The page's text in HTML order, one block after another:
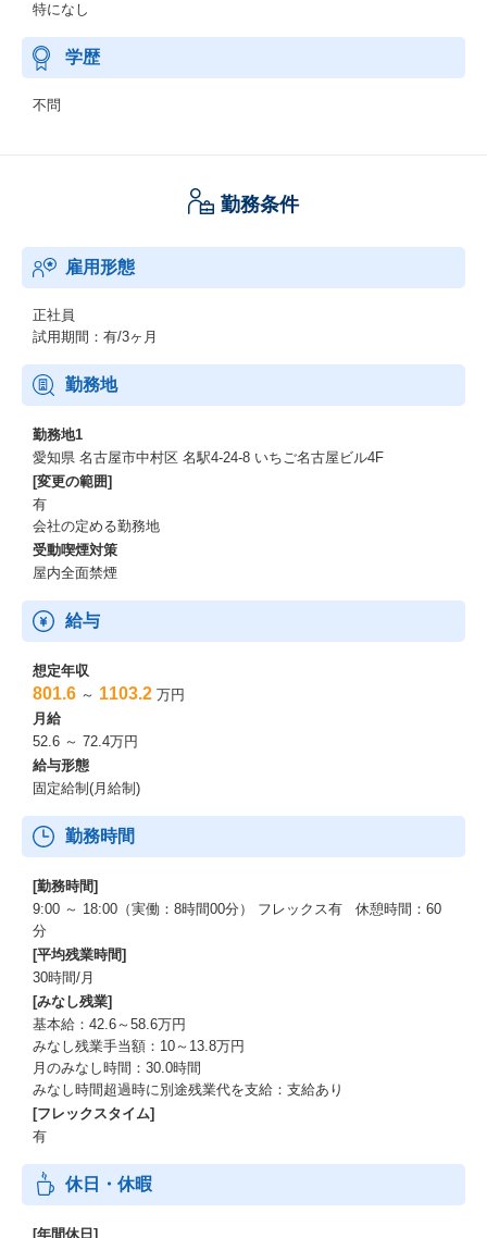
特になし
学歴
不問
勤務条件
雇用形態
正社員
試用期間：有/3ヶ月
勤務地
勤務地1
愛知県 名古屋市中村区 名駅4-24-8 いちご名古屋ビル4F
[変更の範囲]
有
会社の定める勤務地
受動喫煙対策
屋内全面禁煙
給与
想定年収
801.6 ～ 1103.2 万円
月給
52.6 ～ 72.4万円
給与形態
固定給制(月給制)
勤務時間
[勤務時間]
9:00 ～ 18:00（実働：8時間00分） フレックス有 休憩時間：60
分
[平均残業時間]
30時間/月
[みなし残業]
基本給：42.6～58.6万円
みなし残業手当額：10～13.8万円
月のみなし時間：30.0時間
みなし時間超過時に別途残業代を支給：支給あり
[フレックスタイム]
有
休日・休暇
[年間休日]